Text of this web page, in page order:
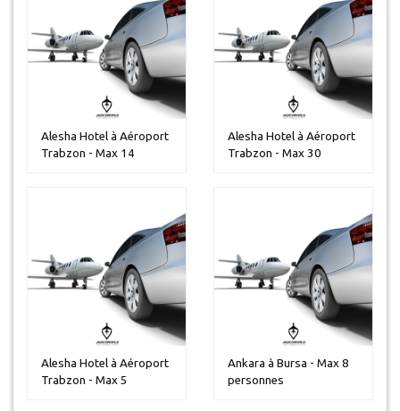
Alesha Hotel à Aéroport
Trabzon - Max 14
Alesha Hotel à Aéroport
Trabzon - Max 30
Alesha Hotel à Aéroport
Trabzon - Max 5
Ankara à Bursa - Max 8
personnes